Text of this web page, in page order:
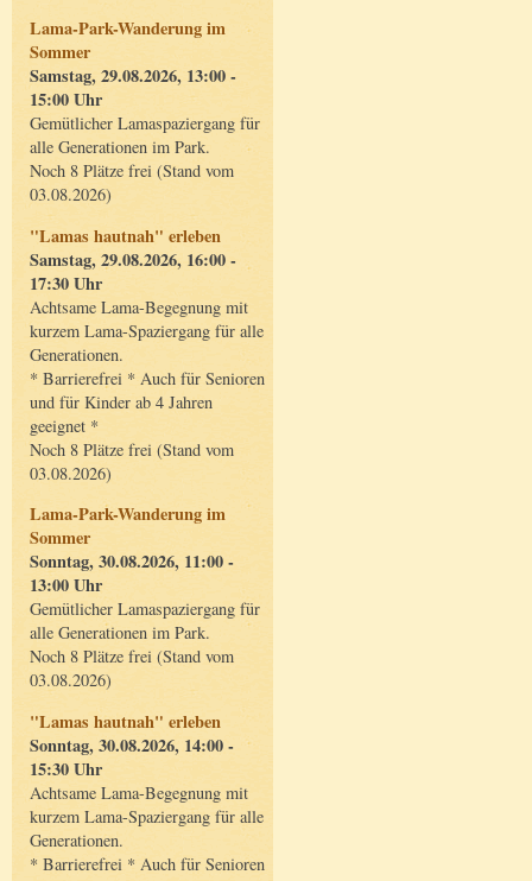
Lama-Park-Wanderung im
Sommer
Samstag, 29.08.2026, 13:00 -
15:00 Uhr
Gemütlicher Lamaspaziergang für
alle Generationen im Park.
Noch 8 Plätze frei (Stand vom
03.08.2026)
"Lamas hautnah" erleben
Samstag, 29.08.2026, 16:00 -
17:30 Uhr
Achtsame Lama-Begegnung mit
kurzem Lama-Spaziergang für alle
Generationen.
* Barrierefrei * Auch für Senioren
und für Kinder ab 4 Jahren
geeignet *
Noch 8 Plätze frei (Stand vom
03.08.2026)
Lama-Park-Wanderung im
Sommer
Sonntag, 30.08.2026, 11:00 -
13:00 Uhr
Gemütlicher Lamaspaziergang für
alle Generationen im Park.
Noch 8 Plätze frei (Stand vom
03.08.2026)
"Lamas hautnah" erleben
Sonntag, 30.08.2026, 14:00 -
15:30 Uhr
Achtsame Lama-Begegnung mit
kurzem Lama-Spaziergang für alle
Generationen.
* Barrierefrei * Auch für Senioren